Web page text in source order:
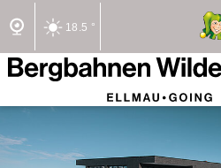
18.5 °
2/2 Lifte offen